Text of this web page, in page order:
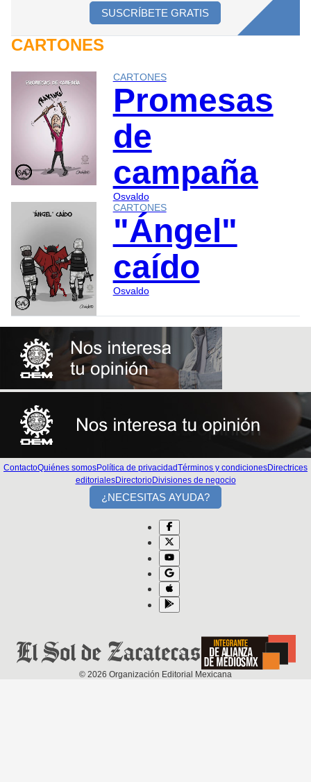
SUSCRÍBETE GRATIS
CARTONES
CARTONES
Promesas
de
campaña
Osvaldo
CARTONES
"Ángel"
caído
Osvaldo
ContactoQuiénes somosPolítica de privacidadTérminos y condicionesDirectrices
editorialesDirectorioDivisiones de negocio
¿NECESITAS AYUDA?
© 2026 Organización Editorial Mexicana